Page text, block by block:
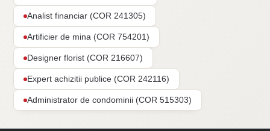
Analist financiar (COR 241305)
Artificier de mina (COR 754201)
Designer florist (COR 216607)
Expert achizitii publice (COR 242116)
Administrator de condominii (COR 515303)